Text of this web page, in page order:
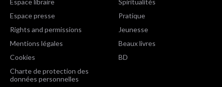
Espace presse
Rights and permissions
Mentions légales
Cookies
Charte de protection des
données personnelles
Pratique
Jeunesse
Beaux livres
BD